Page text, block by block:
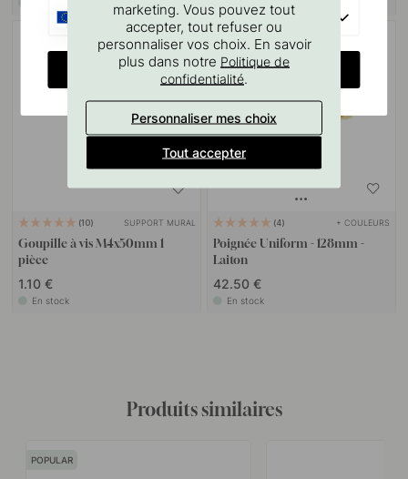
10 SUPPORT MURAL
Goupille à vis M4x50mm 1
pièce
1.10 €
En stock
4 + COULEURS
Poignée Uniform - 128mm -
Laiton
42.50 €
En stock
Produits similaires
POPULAR
marketing. Vous pouvez tout
accepter, tout refuser ou
personnaliser vos choix. En savoir
plus dans notre Politique de
confidentialité.
Personnaliser mes choix
Tout accepter
CHANGE COUNTRY